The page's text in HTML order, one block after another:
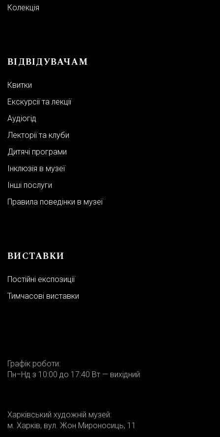
Колекція
ВІДВІДУВАЧАМ
Квитки
Екскурсії та лекції
Аудіогід
Лекторії та клуби
Дитячі програми
Інклюзія в музеї
Інші послуги
Правила поведінки в музеї
ВИСТАВКИ
Постійні експозиції
Тимчасові виставки
Графік роботи:
Пн–Нд з 10:00 до 17:40 Вт — вихідний
Харківський художній музей:
м. Харків, вул. Жон Мироносиць, 11